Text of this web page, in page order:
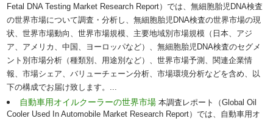
Fetal DNA Testing Market Research Report）では、無細胞胎児DNA検査
の世界市場について調査・分析し、無細胞胎児DNA検査の世界市場の現
状、世界市場動向、世界市場規模、主要地域別市場規模（日本、アジ
ア、アメリカ、中国、ヨーロッパなど）、無細胞胎児DNA検査のセグメ
ント別市場分析（種類別、用途別など）、世界市場予測、関連企業情
報、市場シェア、バリューチェーン分析、市場環境分析などを含め、以
下の構成でお届け致します。...
自動車用オイルクーラーの世界市場本調査レポート（Global Oil
Cooler Used In Automobile Market Research Report）では、自動車用オ